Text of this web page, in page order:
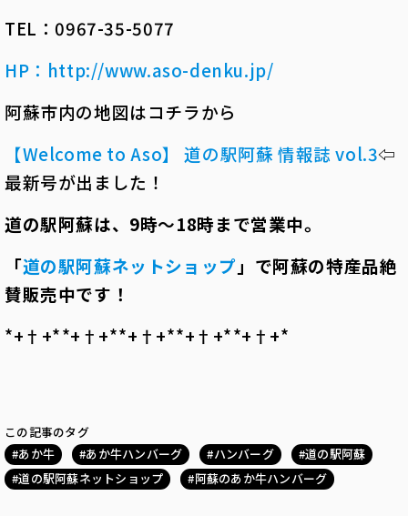
TEL ：0967-35-5077
HP： http://www.aso-denku.jp/
阿蘇市内の地図はコチラから
【Welcome to Aso】 道の駅阿蘇 情報誌 vol.3⇦
最新号が出ました！
道の駅阿蘇は、 9時～18時まで営業中。
「道の駅阿蘇ネットショップ」で阿蘇の特産品絶
賛販売中です！
*+†+*――*+†+*――*+†+*――*+†+*――*+†+*
この記事のタグ
あか牛
あか牛ハンバーグ ハンバーグ
道の駅阿蘇
道の駅阿蘇ネットショップ
阿蘇のあか牛ハンバーグ